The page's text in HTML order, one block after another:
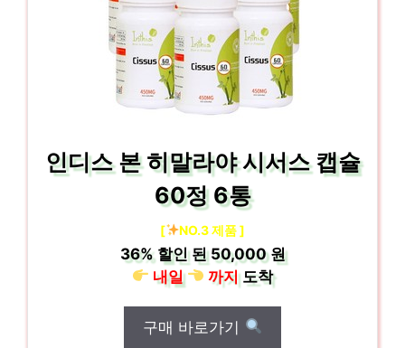
인디스 본 히말라야 시서스 캡슐
60정 6통
[ NO.3 제품 ]
36%할인 된50,000 원
내일
까지도착
구매 바로가기